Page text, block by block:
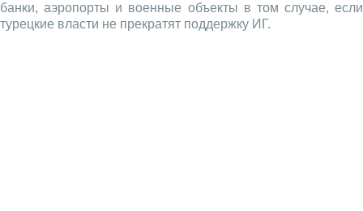
банки, аэропорты и военные объекты в том случае, если
турецкие власти не прекратят поддержку ИГ.